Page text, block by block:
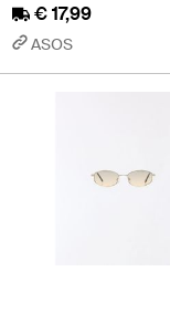
€ 17,99
ASOS